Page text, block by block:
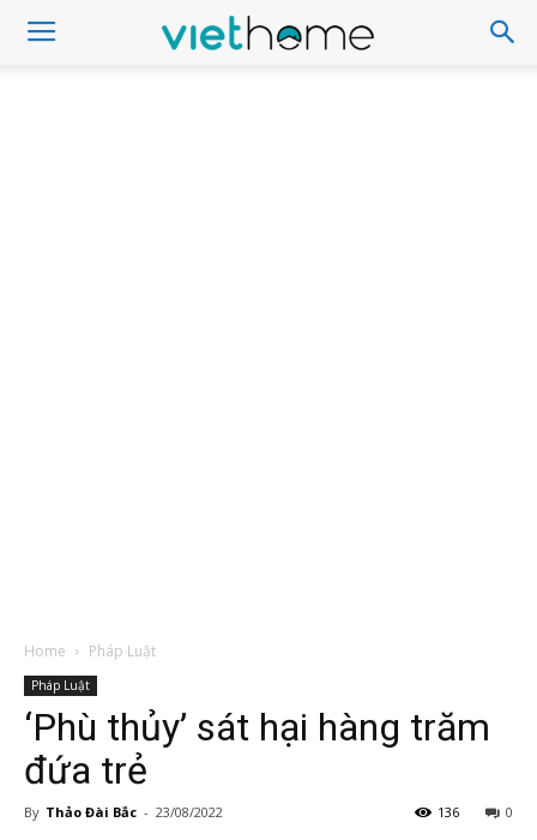
Home Pháp Luật
Pháp Luật
‘Phù thủy’ sát hại hàng trăm
đứa trẻ
By Thảo Đài Bắc - 23/08/2022 0
136